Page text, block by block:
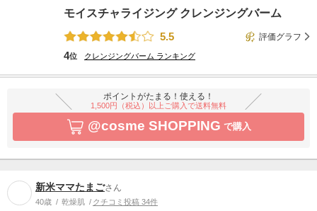
モイスチャライジング クレンジングバーム
5.5
評価グラフ
4位 クレンジングバーム ランキング
ポイントがたまる！使える！
1,500円（税込）以上ご購入で送料無料
@cosme SHOPPING で購入
新米ママたまごさん
40歳 乾燥肌 クチコミ投稿 34件